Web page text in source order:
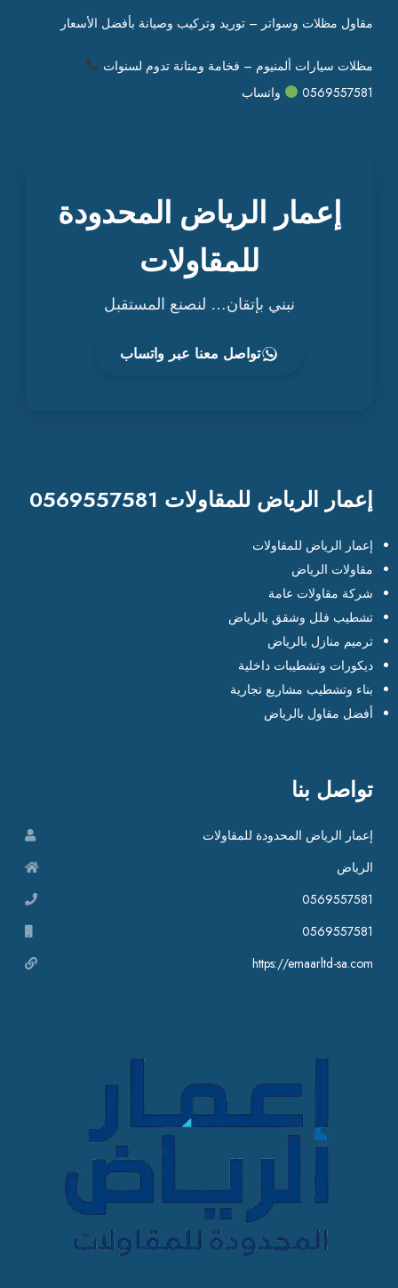
مقاول مظلات وسواتر – توريد وتركيب وصيانة بأفضل الأسعار
مظلات سيارات ألمنيوم – فخامة ومتانة تدوم لسنوات
0569557581
واتساب
إعمار الرياض المحدودة
للمقاولات
نبني بإتقان… لنصنع المستقبل
تواصل معنا عبر واتساب
إعمار الرياض للمقاولات 0569557581
إعمار الرياض للمقاولات
مقاولات الرياض
شركة مقاولات عامة
تشطيب فلل وشقق بالرياض
ترميم منازل بالرياض
ديكورات وتشطيبات داخلية
بناء وتشطيب مشاريع تجارية
أفضل مقاول بالرياض
تواصل بنا
إعمار الرياض المحدودة للمقاولات
الرياض
0569557581
0569557581
https://emaarltd-sa.com